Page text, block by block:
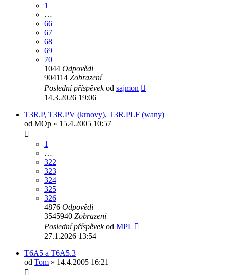
1
…
66
67
68
69
70
1044 Odpovědi
904114 Zobrazení
Poslední příspěvekod sajmon
14.3.2026 19:06
T3R.P, T3R.PV (krnovy), T3R.PLF (wany)
od MOp » 15.4.2005 10:57
1
…
322
323
324
325
326
4876 Odpovědi
3545940 Zobrazení
Poslední příspěvekod MPL
27.1.2026 13:54
T6A5 a T6A5.3
od Tom » 14.4.2005 16:21